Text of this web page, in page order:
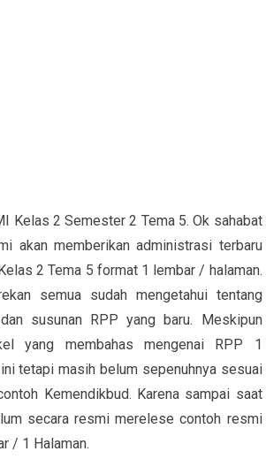
Kelas 2 Semester 2 Tema 5. Ok sahabat
akan memberikan administrasi terbaru
2 Tema 5 format 1 lembar / halaman.
semua sudah mengetahui tentang
susunan RPP yang baru. Meskipun
yang membahas mengenai RPP 1
tetapi masih belum sepenuhnya sesuai
Kemendikbud. Karena sampai saat
secara resmi merelese contoh resmi
/ 1 Halaman.